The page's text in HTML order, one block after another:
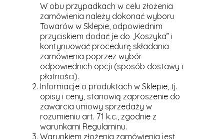
W obu przypadkach w celu złożenia
zamówienia należy dokonać wyboru
Towarów w Sklepie, odpowiednim
przyciskiem dodać je do „Koszyka” i
kontynuować procedurę składania
zamówienia poprzez wybór
odpowiednich opcji (sposób dostawy i
płatności).
Informacje o produktach w Sklepie, tj.
opisy i ceny, stanowią zaproszenie do
zawarcia umowy sprzedaży w
rozumieniu art. 71 k.c., zgodnie z
warunkami Regulaminu.
Warunkiem złożenia zamówienia jest